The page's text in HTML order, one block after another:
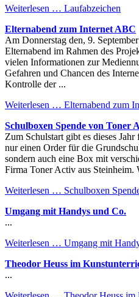
Weiterlesen … Laufabzeichen
Elternabend zum Internet ABC
Am Donnerstag den, 9.
Elternabend im Rahmen des
vielen Informationen zur
Gefahren und Chancen des
Kontrolle der ...
Weiterlesen … Elternabend zum
Schulboxen Spende von Toner
Zum Schulstart gibt es dieses
nur einen Order für die
sondern auch eine Box mit
Firma Toner Activ aus Steinheim.
Weiterlesen … Schulboxen
Umgang mit Handys und Co.
...
Weiterlesen … Umgang mit
Theodor Heuss im
...